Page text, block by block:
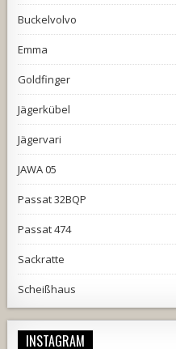
Buckelvolvo
Emma
Goldfinger
Jägerkübel
Jägervari
JAWA 05
Passat 32BQP
Passat 474
Sackratte
Scheißhaus
INSTAGRAM